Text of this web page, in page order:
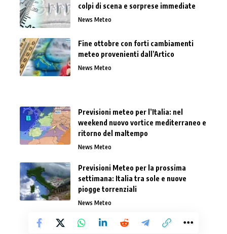
colpi di scena e sorprese immediate
News Meteo
Fine ottobre con forti cambiamenti
meteo provenienti dall’Artico
News Meteo
Previsioni meteo per l’Italia: nel
weekend nuovo vortice mediterraneo e
ritorno del maltempo
News Meteo
Previsioni Meteo per la prossima
settimana: Italia tra sole e nuove
piogge torrenziali
News Meteo